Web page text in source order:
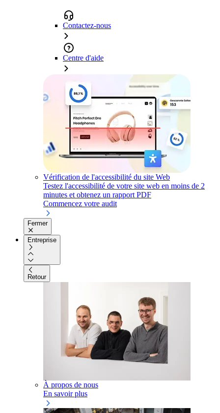
Contactez-nous
Centre d'aide
Vérification de l'accessibilité du site Web
Testez l'accessibilité de votre site web en moins de 2
minutes et obtenez un rapport PDF
Commencez votre audit
Fermer
Entreprise
Retour
À propos de nous
En savoir plus